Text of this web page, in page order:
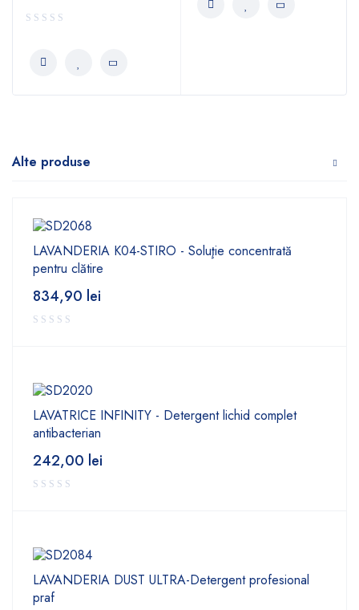
Alte produse
LAVANDERIA K04-STIRO - Soluţie concentrată
pentru clătire
834,90 lei
LAVATRICE INFINITY - Detergent lichid complet
antibacterian
242,00 lei
LAVANDERIA DUST ULTRA-Detergent profesional
praf